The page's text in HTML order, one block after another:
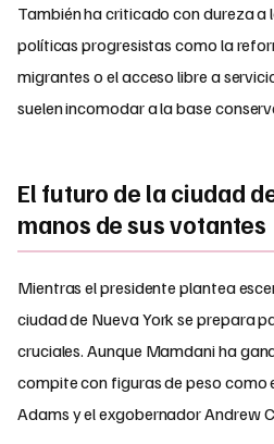
También ha criticado con dureza a
políticas progresistas como la
migrantes o el acceso libre a
suelen incomodar a la base
El futuro de la ciudad
manos de sus votantes
Mientras el presidente plantea
ciudad de Nueva York se prepara
cruciales. Aunque Mamdani ha
compite con figuras de peso como
Adams y el exgobernador Andrew